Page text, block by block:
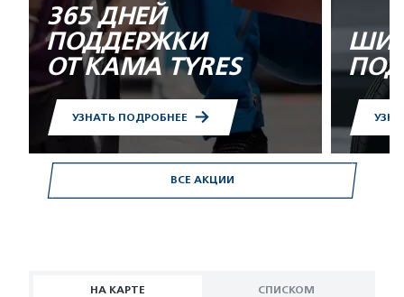
ВСЕ АКЦИИ
365 ДНЕЙ
ПОДДЕРЖКИ
ОТ KAMA TYRES
УЗНАТЬ ПОДРОБНЕЕ
НА КАРТЕ СПИСКОМ